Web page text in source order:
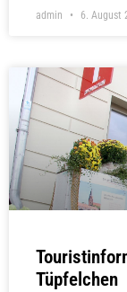
admin 6. August
Tüpfelchen